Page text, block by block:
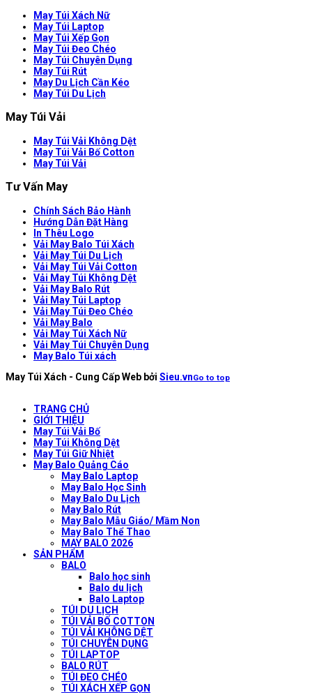
May Túi Xách Nữ
May Túi Laptop
May Túi Xếp Gọn
May Túi Đeo Chéo
May Túi Chuyên Dụng
May Túi Rút
May Du Lịch Cần Kéo
May Túi Du Lịch
May Túi Vải
May Túi Vải Không Dệt
May Túi Vải Bố Cotton
May Túi Vải
Tư Vấn May
Chính Sách Bảo Hành
Hướng Dẫn Đặt Hàng
In Thêu Logo
Vải May Balo Túi Xách
Vải May Túi Du Lịch
Vải May Túi Vải Cotton
Vải May Túi Không Dệt
Vải May Balo Rút
Vải May Túi Laptop
Vải May Túi Đeo Chéo
Vải May Balo
Vải May Túi Xách Nữ
Vải May Túi Chuyên Dụng
May Balo Túi xách
May Túi Xách - Cung Cấp Web bởi Sieu.vnGo to top
TRANG CHỦ
GIỚI THIỆU
May Túi Vải Bố
May Túi Không Dệt
May Túi Giữ Nhiệt
May Balo Quảng Cáo
May Balo Laptop
May Balo Học Sinh
May Balo Du Lịch
May Balo Rút
May Balo Mẫu Giáo/ Mầm Non
May Balo Thể Thao
MAY BALO 2026
SẢN PHẨM
BALO
Balo học sinh
Balo du lịch
Balo Laptop
TÚI DU LỊCH
TÚI VẢI BỐ COTTON
TÚI VẢI KHÔNG DỆT
TÚI CHUYÊN DỤNG
TÚI LAPTOP
BALO RÚT
TÚI ĐEO CHÉO
TÚI XÁCH XẾP GỌN